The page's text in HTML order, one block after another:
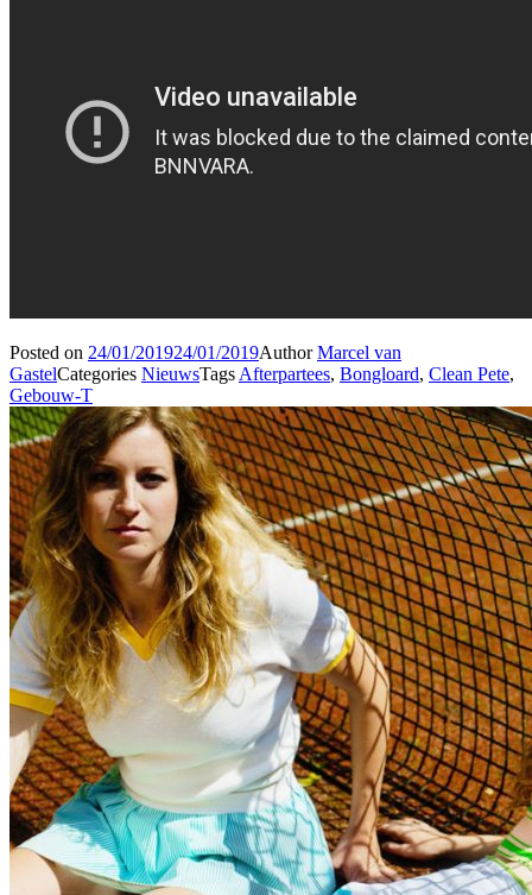
Posted on 24/01/201924/01/2019AuthorMarcel van
GastelCategories NieuwsTags Afterpartees, Bongloard, Clean Pete,
Gebouw-T